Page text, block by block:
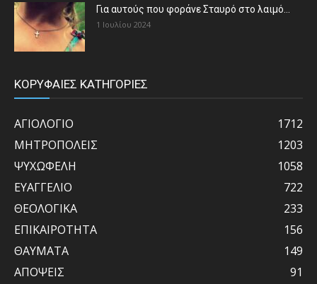
Για αυτούς που φοράνε Σταυρό στο λαιμό…
1 Ιουλίου 2024
ΚΟΡΥΦΑΙΕΣ ΚΑΤΗΓΟΡΙΕΣ
ΑΓΙΟΛΟΓΙΟ
1712
ΜΗΤΡΟΠΟΛΕΙΣ
1203
ΨΥΧΩΦΕΛΗ
1058
ΕΥΑΓΓΕΛΙΟ
722
ΘΕΟΛΟΓΙΚΑ
233
ΕΠΙΚΑΙΡΟΤΗΤΑ
156
ΘΑΥΜΑΤΑ
149
ΑΠΟΨΕΙΣ
91